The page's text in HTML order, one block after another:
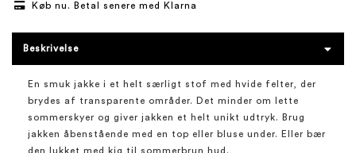
Køb nu. Betal senere med Klarna
Beskrivelse
En smuk jakke i et helt særligt stof med hvide felter, der
brydes af transparente områder. Det minder om lette
sommerskyer og giver jakken et helt unikt udtryk. Brug
jakken åbenstående med en top eller bluse under. Eller bær
den lukket med kig til sommerbrun hud.